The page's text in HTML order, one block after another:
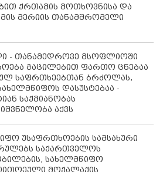
ქრთამის მოთხოვნისა და
მერიის თანამშრომელი
- თანამედროვე მსოფლიოში
გაცილებით ფართო ცნებაა
საფრთხეებთან ბრძოლას,
დასუსტებაა -
საქმიანობას
აქვს
უსაფრთხოების სამსახური
საქართველოს
სახელმწიფო
მოქალაქის